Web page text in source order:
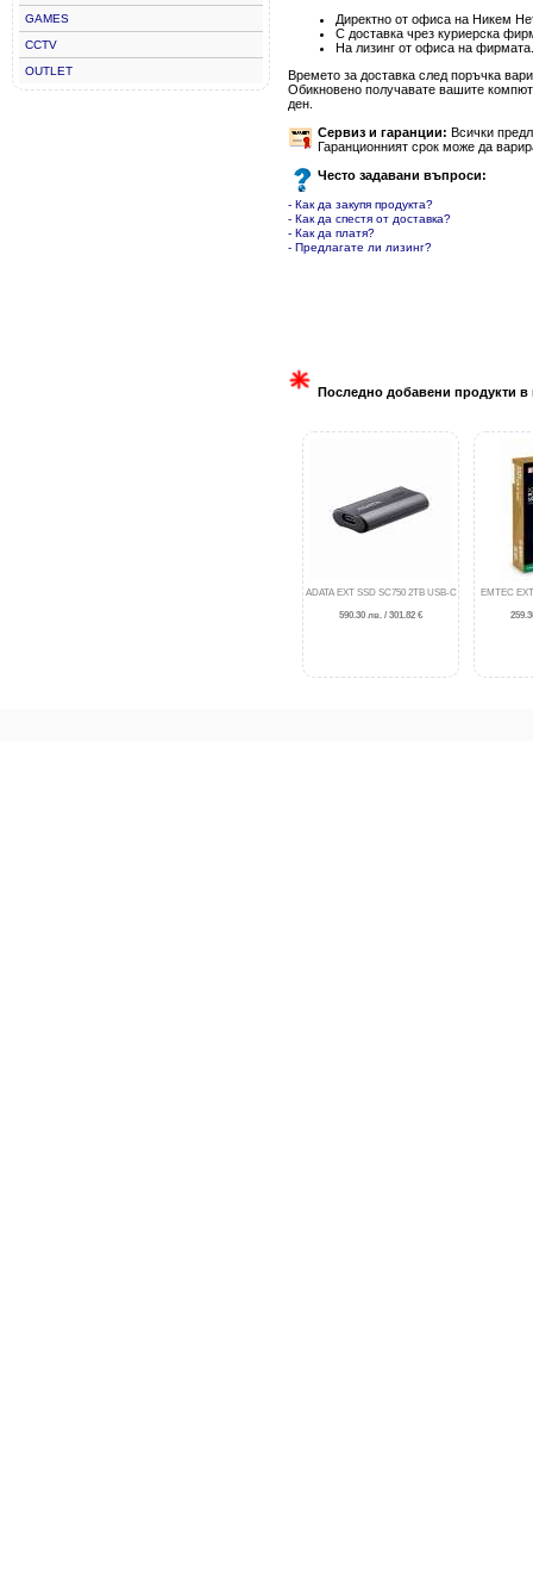
GAMES
CCTV
OUTLET
Директно от офиса на Никем
С доставка чрез куриерска
На лизинг от офиса на фирмата.
Времето за доставка след поръчка
Обикновено получавате вашите
ден.
Сервиз и гаранции: Всички
Гаранционният срок може да
Често задавани въпроси:
- Как да закупя продукта?
- Как да спестя от доставка?
- Как да платя?
- Предлагате ли лизинг?
Последно добавени продукти в
ADATA EXT SSD SC750 2TB USB-C
590.30 лв. / 301.82 €
EMTEC